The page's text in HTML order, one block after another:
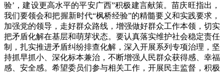
验’，建设更高水平的平安广西”积极建言献策。苗庆旺指出，
我们要领会和把握新时代“枫桥经验”的精髓要义和实践要求，
加强党的领导，走好群众路线，增强做好群众工作本领，切实
把矛盾化解在基层和萌芽状态。要认真落实维护社会稳定责任
制，扎实推进矛盾纠纷排查化解，深入开展系列专项治理，坚
持抓早抓小、深化标本兼治，不断增强人民群众获得感、幸福
感、安全感。希望委员们参与相关工作，开展民主监督，积极